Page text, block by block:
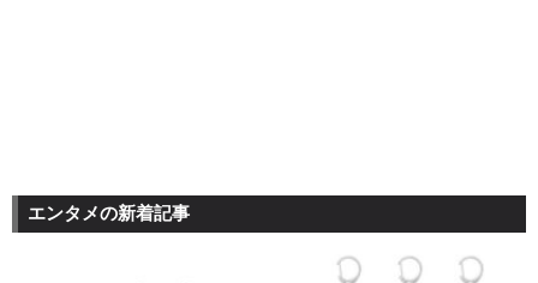
エンタメの新着記事